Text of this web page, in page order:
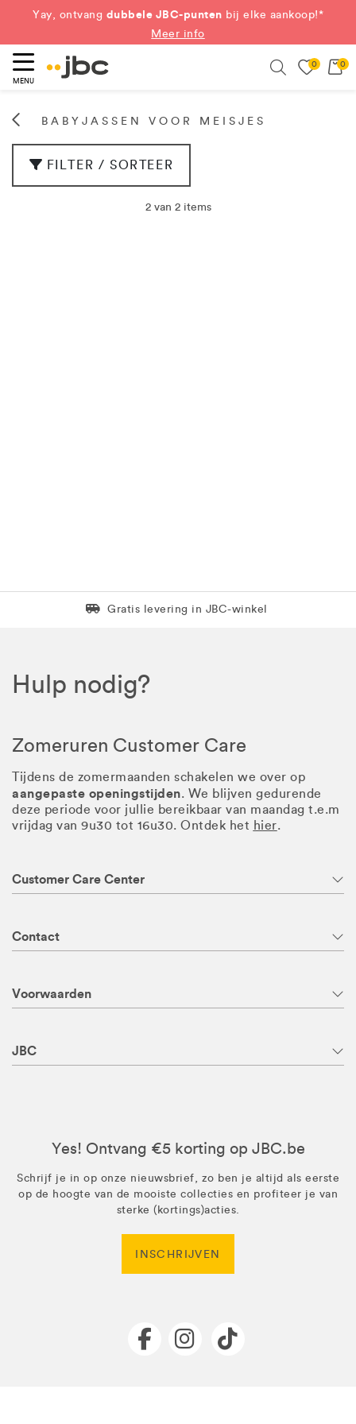
Yay, ontvang dubbele JBC-punten bij elke aankoop!*
Meer info
MENU
0 0
BABYJASSEN VOOR MEISJES
FILTER / SORTEER
2 van 2 items
Levering in 1 pakket
Gratis levering in JBC-winkel
Hulp nodig?
Zomeruren Customer Care
Tijdens de zomermaanden schakelen we over op
aangepaste openingstijden. We blijven gedurende
deze periode voor jullie bereikbaar van maandag t.e.m
vrijdag van 9u30 tot 16u30. Ontdek het hier.
Customer Care Center
Contact
Voorwaarden
JBC
Yes! Ontvang €5 korting op JBC.be
Schrijf je in op onze nieuwsbrief, zo ben je altijd als eerste
op de hoogte van de mooiste collecties en profiteer je van
sterke (kortings)acties.
INSCHRIJVEN